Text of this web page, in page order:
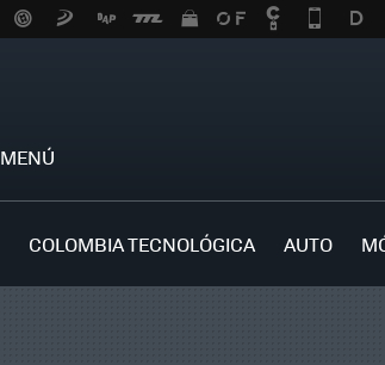
MENÚ
COLOMBIA TECNOLÓGICA AUTO